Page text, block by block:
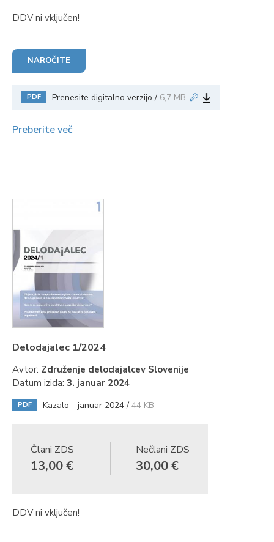
DDV ni vključen!
NAROČITE
PDF Prenesite digitalno verzijo / 6,7 MB
Preberite več
Delodajalec 1/2024
Avtor: Združenje delodajalcev Slovenije
Datum izida: 3. januar 2024
PDF Kazalo - januar 2024 / 44 KB
Člani ZDS
13,00 €
Nečlani ZDS
30,00 €
DDV ni vključen!